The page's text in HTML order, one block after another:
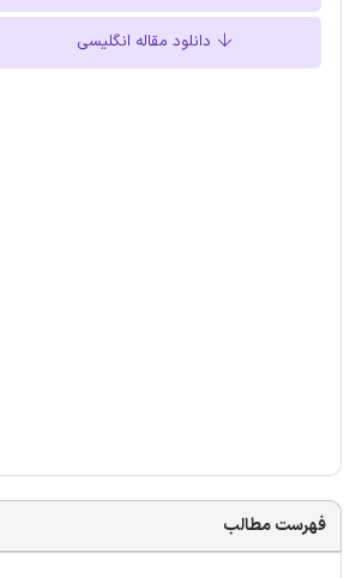
دانلود مقاله انگلیسی
فهرست مطالب